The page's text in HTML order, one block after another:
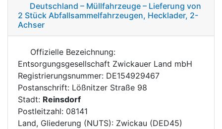
Deutschland – Müllfahrzeuge – Lieferung von
2 Stück Abfallsammelfahrzeugen, Hecklader, 2-
Achser
Offizielle Bezeichnung:
Entsorgungsgesellschaft Zwickauer Land mbH
Registrierungsnummer: DE154929467
Postanschrift: Lößnitzer Straße 98
Stadt: Reinsdorf
Postleitzahl: 08141
Land, Gliederung (NUTS): Zwickau (DED45)